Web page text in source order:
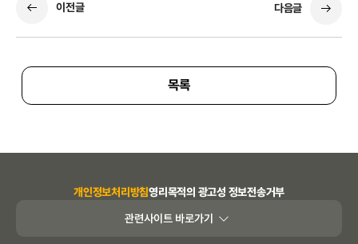
이전글 다음글
목록
개인정보처리방침영리목적의 광고성 정보전송거부
관련사이트 바로가기